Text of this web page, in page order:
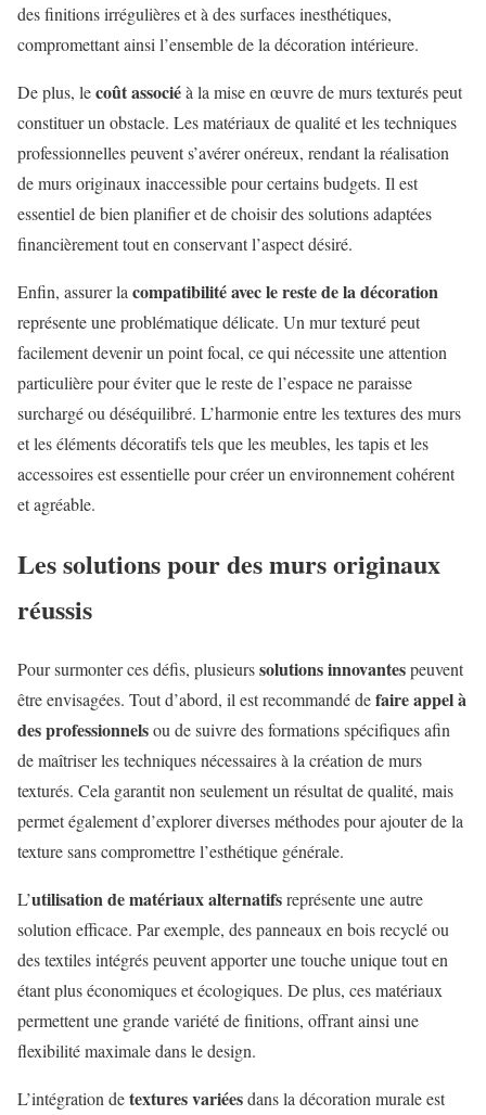
des finitions irrégulières et à des surfaces inesthétiques,
compromettant ainsi l’ensemble de la décoration intérieure.
De plus, lecoût associéà la mise en œuvre de murs texturés peut
constituer un obstacle. Les matériaux de qualité et les techniques
professionnelles peuvent s’avérer onéreux, rendant la réalisation
de murs originaux inaccessible pour certains budgets. Il est
essentiel de bien planifier et de choisir des solutions adaptées
financièrement tout en conservant l’aspect désiré.
Enfin, assurer la compatibilité avec le reste de la décoration
représente une problématique délicate. Un mur texturé peut
facilement devenir un point focal, ce qui nécessite une attention
particulière pour éviter que le reste de l’espace ne paraisse
surchargé ou déséquilibré. L’harmonie entre les textures des murs
et les éléments décoratifs tels que les meubles, les tapis et les
accessoires est essentielle pour créer un environnement cohérent
et agréable.
Les solutions pour des murs originaux
réussis
Pour surmonter ces défis, plusieurssolutions innovantespeuvent
être envisagées. Tout d’abord, il est recommandé defaire appel à
des professionnelsou de suivre des formations spécifiques afin
de maîtriser les techniques nécessaires à la création de murs
texturés. Cela garantit non seulement un résultat de qualité, mais
permet également d’explorer diverses méthodes pour ajouter de la
texture sans compromettre l’esthétique générale.
L’utilisation de matériaux alternatifsreprésente une autre
solution efficace. Par exemple, des panneaux en bois recyclé ou
des textiles intégrés peuvent apporter une touche unique tout en
étant plus économiques et écologiques. De plus, ces matériaux
permettent une grande variété de finitions, offrant ainsi une
flexibilité maximale dans le design.
L’intégration detextures variéesdans la décoration murale est